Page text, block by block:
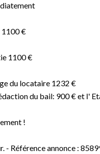
1100 €
1100 €
du locataire 1232 €
du bail: 900 € et l'
!
- Référence annonce :